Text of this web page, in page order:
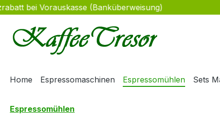
Hauptinhalt springen
Zur Suche springen
Zur Hauptnavigation springen
bei Vorauskasse (Banküberweisung)
Home Espressomaschinen Espressomühlen Sets
Espressomühlen